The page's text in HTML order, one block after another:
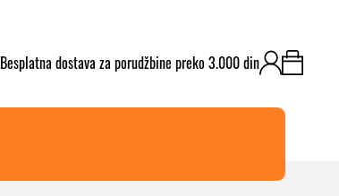
​Besplatna dostava za porudžbine preko 3.000 din